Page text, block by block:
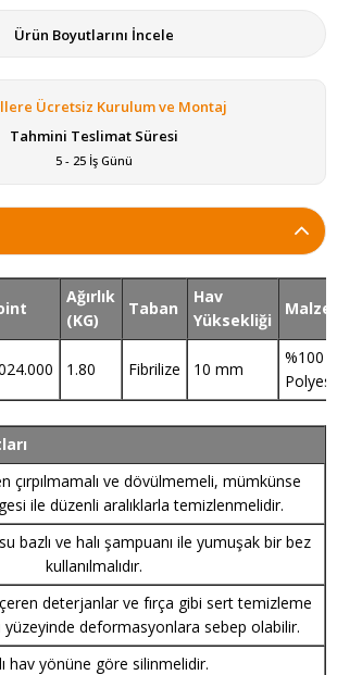
Ürün Boyutlarını İncele
Ücretsiz Kurulum ve Montaj
Tahmini Teslimat Süresi
5 - 25 İş Günü
Ağırlık
(KG)
Taban
Hav
Yüksekliği
1.80 Fibrilize 10 mm
%100
çırpılmamalı ve dövülmemeli, mümkünse
ile düzenli aralıklarla temizlenmelidir.
bazlı ve halı şampuanı ile yumuşak bir bez
kullanılmalıdır.
deterjanlar ve fırça gibi sert temizleme
yüzeyinde deformasyonlara sebep olabilir.
hav yönüne göre silinmelidir.